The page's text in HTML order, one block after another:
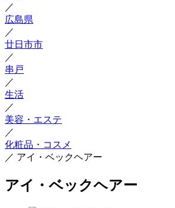
／
広島県
／
廿日市市
／
串戸
／
生活
／
美容・エステ
／
化粧品・コスメ
／ アイ・ベックヘアー
アイ・ベックヘアー